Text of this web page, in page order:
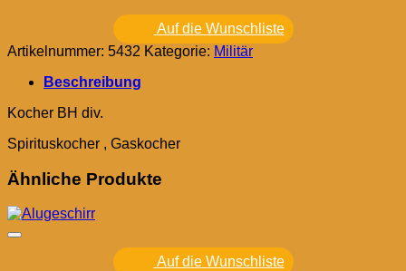
Auf die Wunschliste
Artikelnummer: 5432 Kategorie: Militär
Beschreibung
Kocher BH div.
Spirituskocher , Gaskocher
Ähnliche Produkte
Auf die Wunschliste